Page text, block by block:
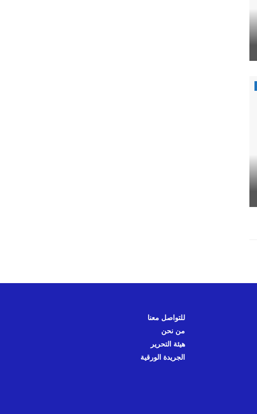
للتواصل معنا
من نحن
هيئة التحرير
الجريدة الورقية